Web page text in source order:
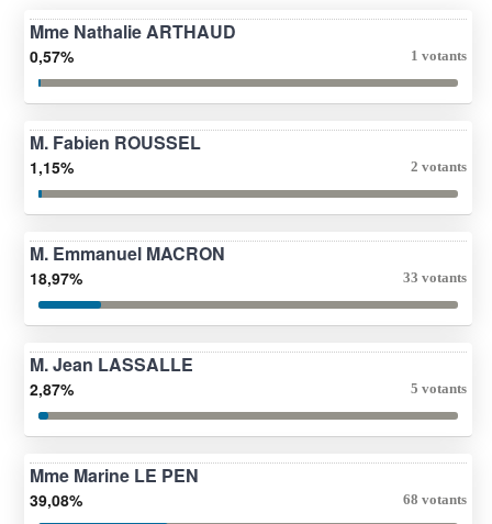
Mme Nathalie ARTHAUD
0,57% 1 votants
M. Fabien ROUSSEL
1,15% 2 votants
M. Emmanuel MACRON
18,97% 33 votants
M. Jean LASSALLE
2,87% 5 votants
Mme Marine LE PEN
39,08% 68 votants